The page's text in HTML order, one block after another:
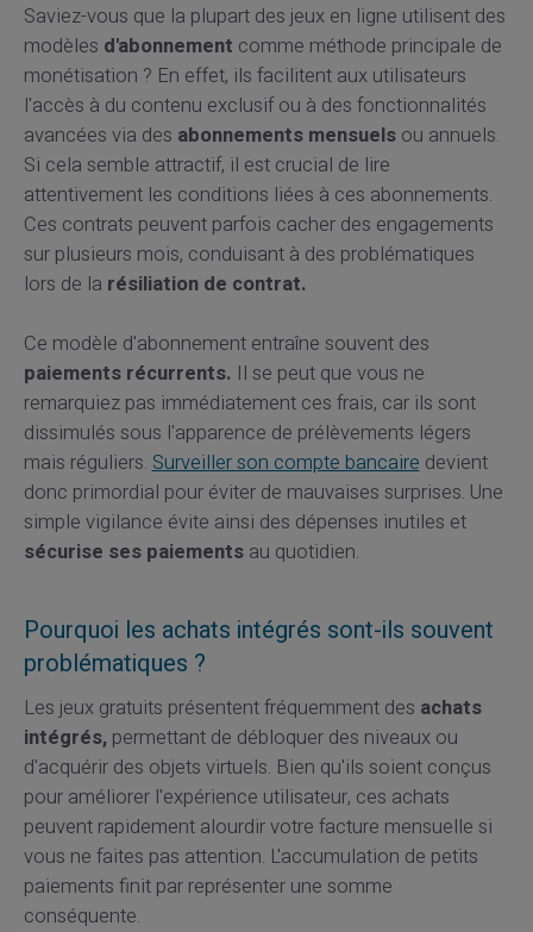
Saviez-vous que la plupart des jeux en ligne utilisent des
modèles d'abonnement comme méthode principale de
monétisation ? En effet, ils facilitent aux utilisateurs
l'accès à du contenu exclusif ou à des fonctionnalités
avancées via des abonnements mensuelsou annuels.
Si cela semble attractif, il est crucial de lire
attentivement les conditions liées à ces abonnements.
Ces contrats peuvent parfois cacher des engagements
sur plusieurs mois, conduisant à des problématiques
lors de la résiliation de contrat.
Ce modèle d'abonnement entraîne souvent des
paiements récurrents. Il se peut que vous ne
remarquiez pas immédiatement ces frais, car ils sont
dissimulés sous l'apparence de prélèvements légers
mais réguliers. Surveiller son compte bancaire devient
donc primordial pour éviter de mauvaises surprises. Une
simple vigilance évite ainsi des dépenses inutiles et
sécurise ses paiementsau quotidien.
Pourquoi les achats intégrés sont-ils souvent
problématiques ?
Les jeux gratuits présentent fréquemment des achats
intégrés,permettant de débloquer des niveaux ou
d'acquérir des objets virtuels. Bien qu'ils soient conçus
pour améliorer l'expérience utilisateur, ces achats
peuvent rapidement alourdir votre facture mensuelle si
vous ne faites pas attention. L'accumulation de petits
paiements finit par représenter une somme
conséquente.